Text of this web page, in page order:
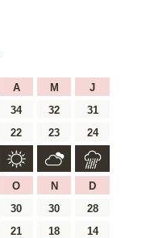
A M
J
34 32
31
22 23 24
O N
D
30 30
28
21 18 14